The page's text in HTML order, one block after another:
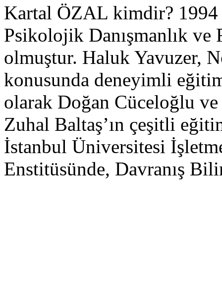
Kartal ÖZAL kimdir? 1994
Psikolojik Danışmanlık
olmuştur. Haluk Yavuzer,
konusunda deneyimli
olarak Doğan Cüceloğlu
Zuhal Baltaş’ın çeşitli
İstanbul Üniversitesi
Enstitüsünde, Davranış